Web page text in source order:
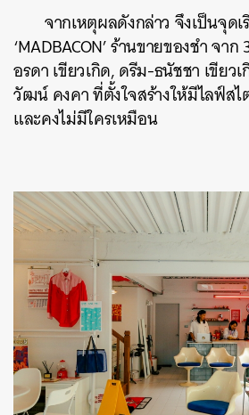
จากเหตุผลดังกล่าว จึงเป็นจุด
‘MADBACON’ ร้านขายของชำ จา
อรดา เขียวเกิด, ดรีม-ธนัชชา เขียว
วัฒน์ คงคา ที่ตั้งใจสร้างให้มีไลฟ์ส
และคงไม่มีใครเหมือน